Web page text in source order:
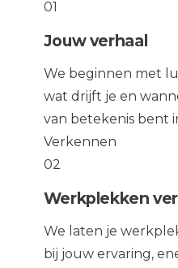
01
Jouw verhaal
We beginnen met
wat drijft je en
van betekenis bent
Verkennen
02
Werkplekken
We laten je
bij jouw ervaring,